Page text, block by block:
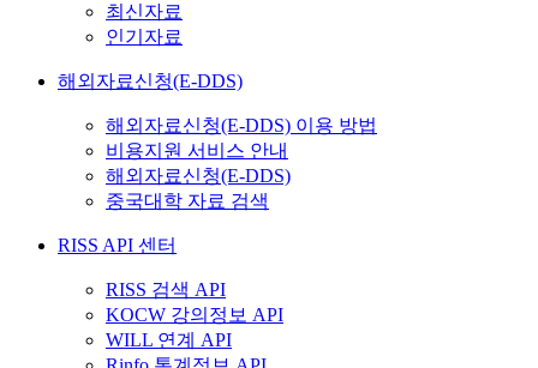
최신자료
인기자료
해외자료신청(E-DDS)
해외자료신청(E-DDS) 이용 방법
비용지원 서비스 안내
해외자료신청(E-DDS)
중국대학 자료 검색
RISS API 센터
RISS 검색 API
KOCW 강의정보 API
WILL 연계 API